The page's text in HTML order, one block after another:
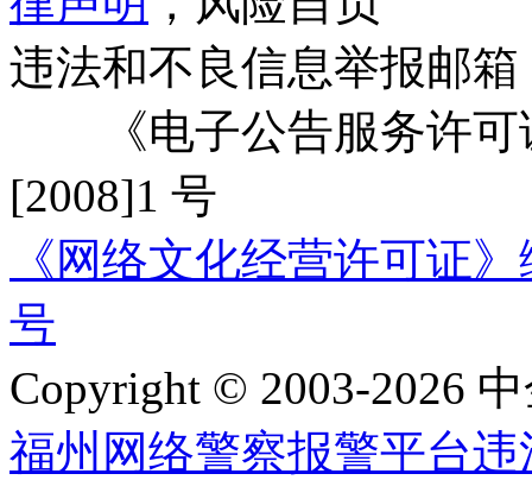
违法和不良信息举报邮箱
《电子公告服务许可
[2008]1 号
《网络文化经营许可证
号
Copyright © 2003-2026
福州网络警察报警平台违